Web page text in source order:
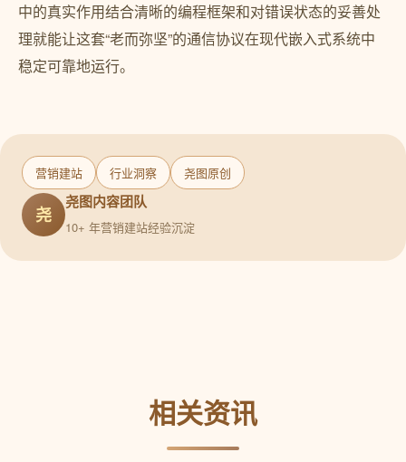
中的真实作用结合清晰的编程框架和对错误状态的妥善处
理就能让这套“老而弥坚”的通信协议在现代嵌入式系统中
稳定可靠地运行。
营销建站 行业洞察 尧图原创
尧
尧图内容团队
10+ 年营销建站经验沉淀
相关资讯